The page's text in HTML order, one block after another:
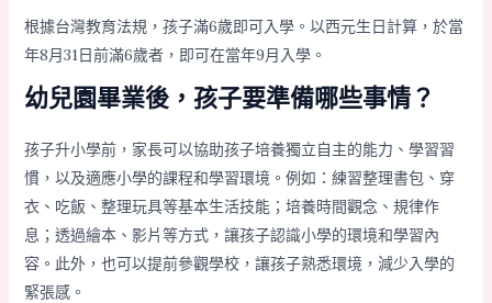
根據台灣教育法規，孩子滿6歲即可入學。以西元生日計算，於當
年8月31日前滿6歲者，即可在當年9月入學。
幼兒園畢業後，孩子要準備哪些事情？
孩子升小學前，家長可以協助孩子培養獨立自主的能力、學習習
慣，以及適應小學的課程和學習環境。例如：練習整理書包、穿
衣、吃飯、整理玩具等基本生活技能；培養時間觀念、規律作
息；透過繪本、影片等方式，讓孩子認識小學的環境和學習內
容。此外，也可以提前參觀學校，讓孩子熟悉環境，減少入學的
緊張感。